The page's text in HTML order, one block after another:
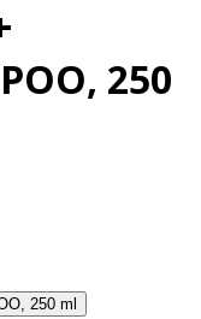
250
250 ml